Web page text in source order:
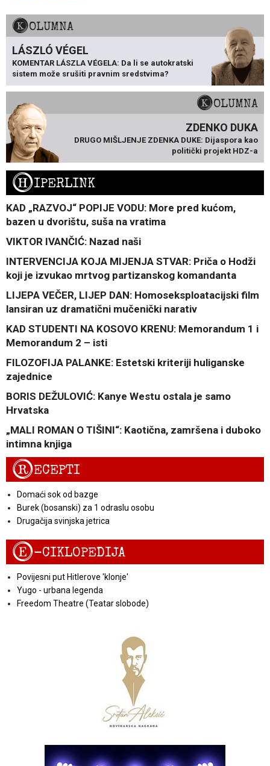
KOLUMNA
LÁSZLÓ VÉGEL
KOMENTAR LÁSZLA VÉGELA: Da li se autokratski
sistem može srušiti pravnim sredstvima?
KOLUMNA
ZDENKO DUKA
DRUGO MIŠLJENJE ZDENKA DUKE: Dijaspora kao
politički projekt HDZ-a
HIPERLINK
KAD „RAZVOJ“ POPIJE VODU: More pred kućom,
bazen u dvorištu, suša na vratima
VIKTOR IVANČIĆ: Nazad naši
INTERVENCIJA KOJA MIJENJA STVAR: Priča o Hodži
koji je izvukao mrtvog partizanskog komandanta
LIJEPA VEČER, LIJEP DAN: Homoseksploatacijski film
lansiran uz dramatični mučenički narativ
KAD STUDENTI NA KOSOVO KRENU: Memorandum 1 i
Memorandum 2 – isti
FILOZOFIJA PALANKE: Estetski kriteriji huliganske
zajednice
BORIS DEŽULOVIĆ: Kanye Westu ostala je samo
Hrvatska
„MALI ROMAN O TIŠINI“: Kaotična, zamršena i duboko
intimna knjiga
RECEPTI
Domaći sok od bazge
Burek (bosanski) za 1 odraslu osobu
Drugačija svinjska jetrica
E-CIKLOPEDIJA
Povijesni put Hitlerove 'klonje'
Yugo - urbana legenda
Freedom Theatre (Teatar slobode)